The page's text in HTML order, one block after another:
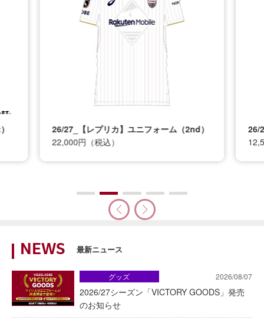
（2nd）
26/27_キッズTシャツ
12,500円（税込）
NEWS 最新ニュース
2026/08/07
2026/27シーズン「VICTORY GOODS」発売
のお知らせ
グッズ